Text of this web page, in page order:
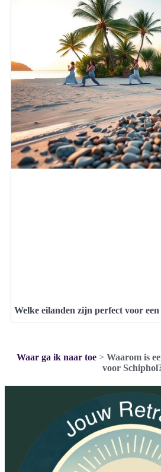
Welke eilanden zijn perfect voor
Waar ga ik naar toe > Waarom is
voor